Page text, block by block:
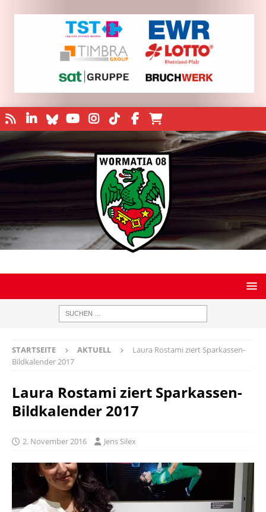
STARTSEITE AKTUELL
Laura Rostami ziert Sparkassen-
Bildkalender 2017
Laura Rostami ziert Sparkassen-
Bildkalender 2017
2. November 2016 Jens Silex